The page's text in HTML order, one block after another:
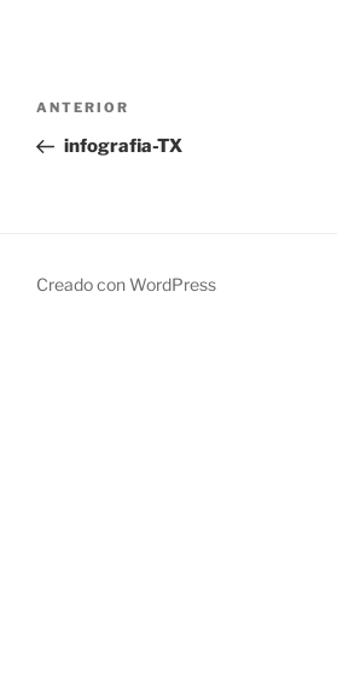
Navegación
entradas
Entrada
anterior:
ANTERIOR
infografia-TX
Creado con WordPress